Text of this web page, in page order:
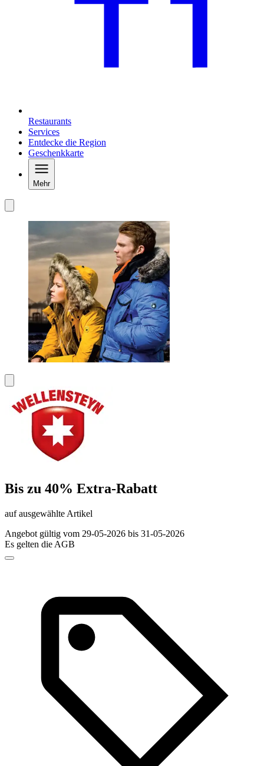
Restaurants
Services
Entdecke die Region
Geschenkkarte
Mehr
Bis zu 40% Extra-Rabatt
auf ausgewählte Artikel
Angebot gültig vom 29-05-2026 bis 31-05-2026
Es gelten die AGB